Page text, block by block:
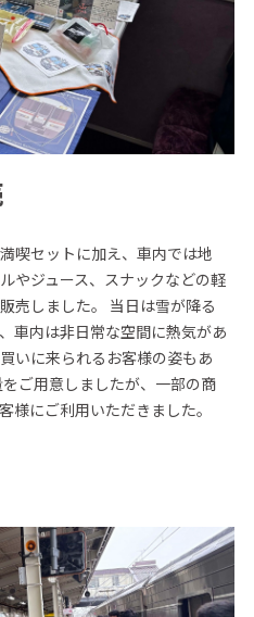
喫セットに加え、車内では地
やジュース、スナックなどの軽
売しました。 当日は雪が降る
車内は非日常な空間に熱気があ
いに来られるお客様の姿もあ
ご用意しましたが、一部の商
様にご利用いただきました。